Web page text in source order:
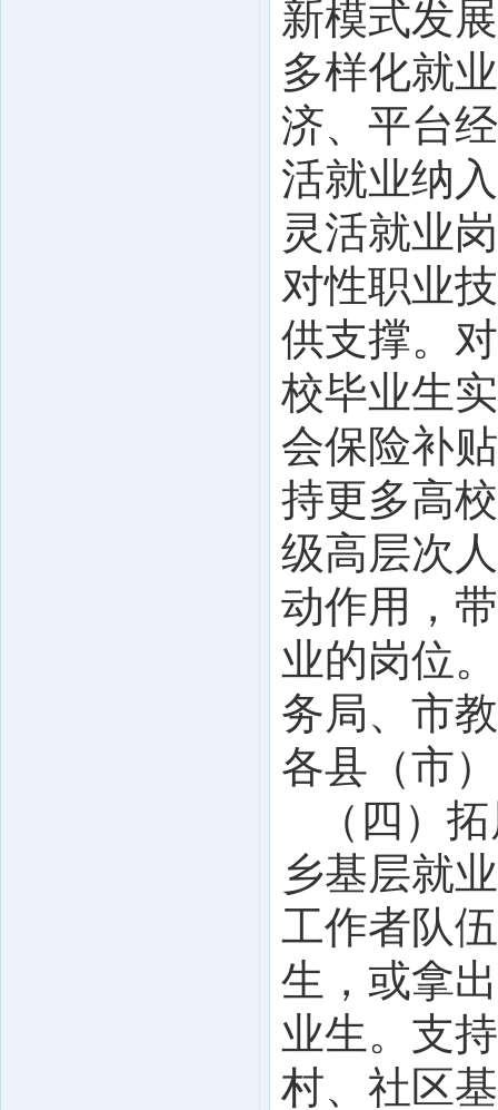
新模式发
多样化就
济、平台
活就业纳
灵活就业
对性职业
供支撑。
校毕业生
会保险补
持更多高
级高层次
动作用，
业的岗位
务局、市
各县（市
（四）
乡基层就
工作者队
生，或拿
业生。支
村、社区